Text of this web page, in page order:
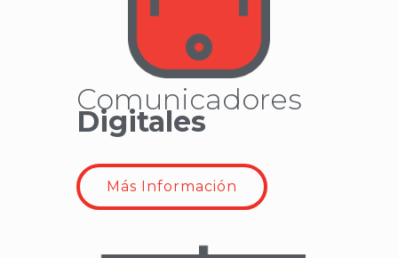
Comunicadores
Digitales
Más Información